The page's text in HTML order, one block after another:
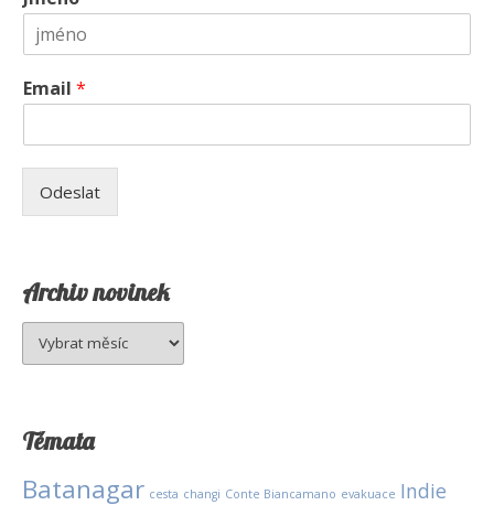
Email *
Odeslat
Archiv novinek
Archiv
novinek
Témata
Batanagar cesta changi Conte Biancamano evakuace Indie